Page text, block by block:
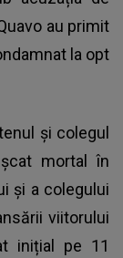
au primit
la opt
și colegul
mortal în
și a colegului
viitorului
inițial pe 11